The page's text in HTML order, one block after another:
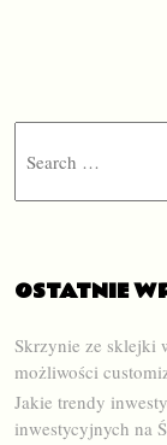
OSTATNIE
Skrzynie ze sklejki
możliwości
Jakie trendy
inwestycyjnych na